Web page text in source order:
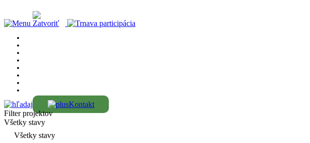
Kontakt
Filter projektov
Všetky stavy
Všetky stavy